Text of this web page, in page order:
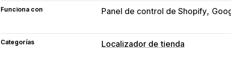
Funciona con Panel de control de Shopify
Categorías Localizador de tienda